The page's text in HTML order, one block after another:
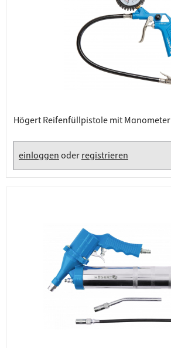
Högert Reifenfüllpistole mit Manometer
einloggenoderregistrieren